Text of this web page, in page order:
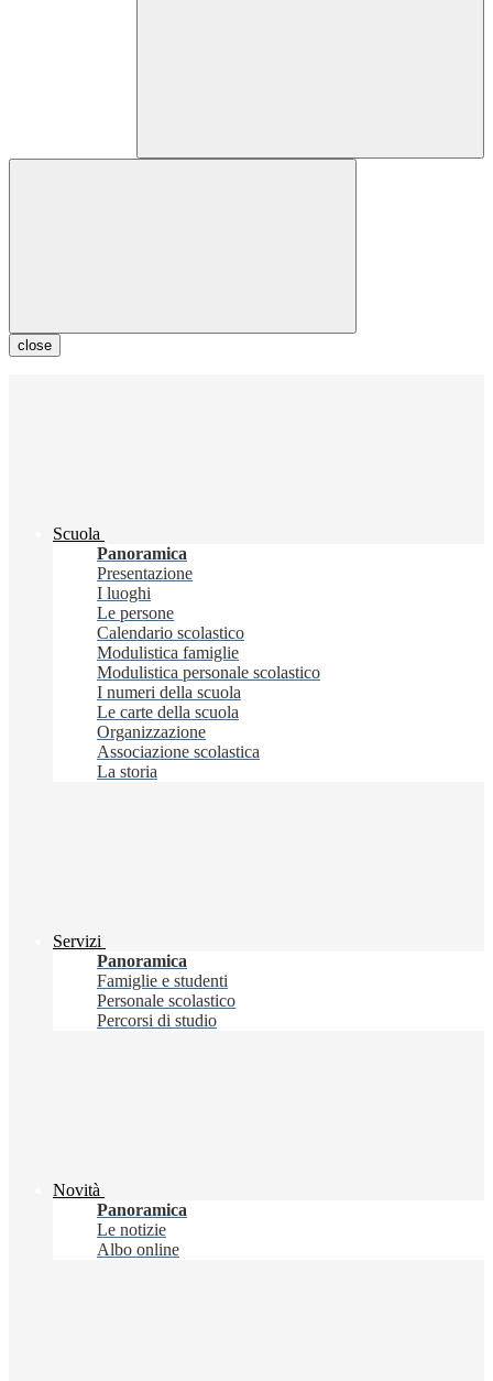
close
Scuola
Panoramica
Presentazione
I luoghi
Le persone
Calendario scolastico
Modulistica famiglie
Modulistica personale scolastico
I numeri della scuola
Le carte della scuola
Organizzazione
Associazione scolastica
La storia
Servizi
Panoramica
Famiglie e studenti
Personale scolastico
Percorsi di studio
Novità
Panoramica
Le notizie
Albo online